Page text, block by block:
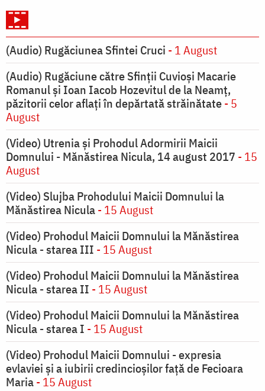
(Audio) Rugăciunea Sfintei Cruci - 1 August
(Audio) Rugăciune către Sfinții Cuvioși Macarie
Romanul și Ioan Iacob Hozevitul de la Neamț,
păzitorii celor aflați în depărtată străinătate- 5
August
(Video) Utrenia și Prohodul Adormirii Maicii
Domnului - Mănăstirea Nicula, 14 august 2017 - 15
August
(Video) Slujba Prohodului Maicii Domnului la
Mănăstirea Nicula- 15 August
(Video) Prohodul Maicii Domnului la Mănăstirea
Nicula - starea III - 15 August
(Video) Prohodul Maicii Domnului la Mănăstirea
Nicula - starea II - 15 August
(Video) Prohodul Maicii Domnului la Mănăstirea
Nicula - starea I - 15 August
(Video) Prohodul Maicii Domnului - expresia
evlaviei și a iubirii credincioșilor față de Fecioara
Maria- 15 August